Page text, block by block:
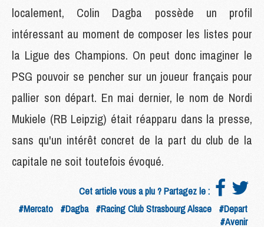
localement, Colin Dagba possède un profil
intéressant au moment de composer les listes pour
la Ligue des Champions. On peut donc imaginer le
PSG pouvoir se pencher sur un joueur français pour
pallier son départ. En mai dernier, le nom de Nordi
Mukiele (RB Leipzig) était réapparu dans la presse,
sans qu'un intérêt concret de la part du club de la
capitale ne soit toutefois évoqué.
Cet article vous a plu ? Partagez le :
#Mercato #Dagba #Racing Club Strasbourg Alsace #Depart
#Avenir